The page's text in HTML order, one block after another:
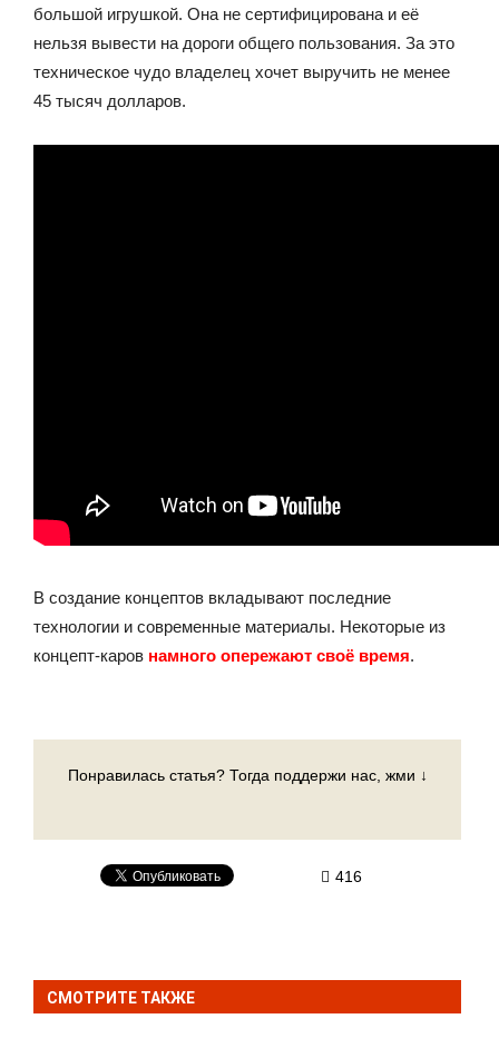
большой игрушкой. Она не сертифицирована и её
нельзя вывести на дороги общего пользования. За это
техническое чудо владелец хочет выручить не менее
45 тысяч долларов.
В создание концептов вкладывают последние
технологии и современные материалы. Некоторые из
концепт-каров намного опережают своё время.
Понравилась статья? Тогда поддержи нас, жми ↓
416
СМОТРИТЕ ТАКЖЕ